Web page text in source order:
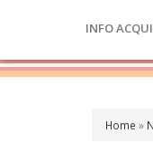
INFO
Home »